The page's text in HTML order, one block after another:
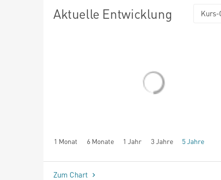
Aktuelle Entwicklung Kurs-
1 Monat 6 Monate 1 Jahr 3 Jahre 5 Jahre
seit Beginn
Zum Chart